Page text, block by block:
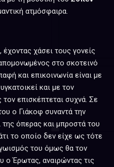
ατμόσφαιρα.
χάσει τους γονείς
στο σκοτεινό
και επικοινωνία είναι με
και με τον
επισκέπτεται συχνά. Σε
ο Γιάκοφ συναντά την
όπερας και μπροστά του
το οποίο δεν είχε ως τότε
του όμως θα τον
ο Έρωτας, αναιρώντας τις